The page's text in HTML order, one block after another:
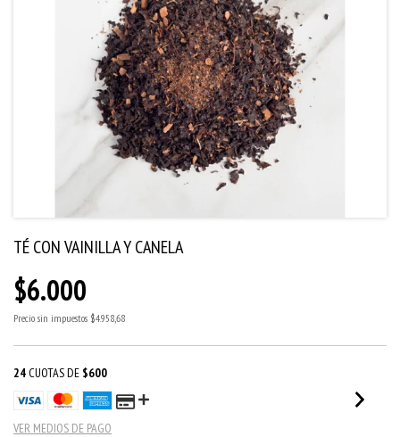
TÉ CON VAINILLA Y CANELA
$6.000
Precio sin impuestos $4.958,68
24 CUOTAS DE $600
VER MEDIOS DE PAGO